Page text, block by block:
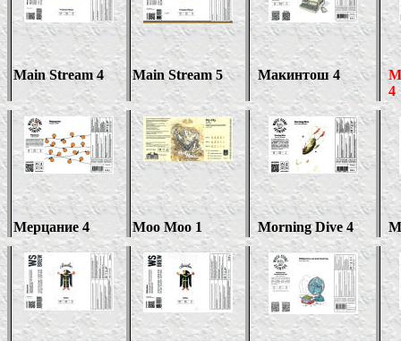
Main Stream 4 Main Stream 5 Макинтош 4
4
Мерцание 4 Moo Moo 1 Morning Dive 4